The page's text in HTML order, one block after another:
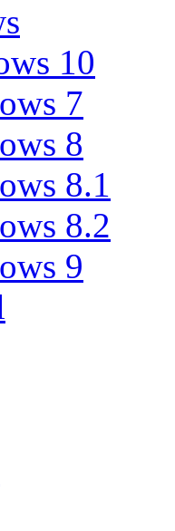
10
7
8
8.1
8.2
9